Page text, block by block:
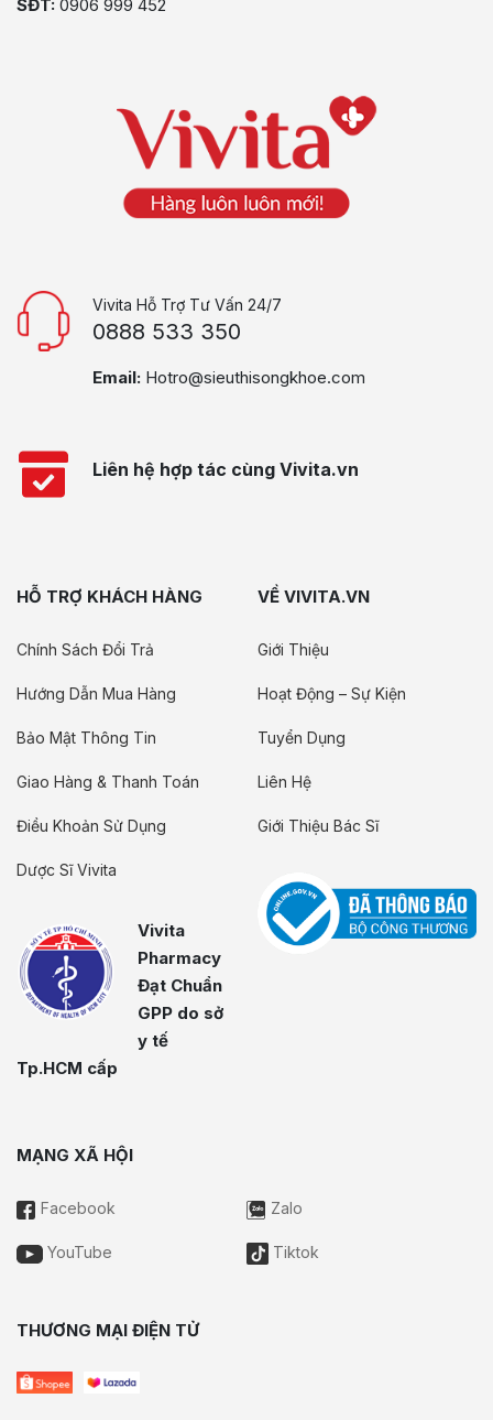
SĐT: 0906 999 452
Vivita Hỗ Trợ Tư Vấn 24/7
0888 533 350
Email: Hotro@sieuthisongkhoe.com
Liên hệ hợp tác cùng Vivita.vn
HỖ TRỢ KHÁCH HÀNG
Chính Sách Đổi Trả
Hướng Dẫn Mua Hàng
Bảo Mật Thông Tin
Giao Hàng & Thanh Toán
Điều Khoản Sử Dụng
Dược Sĩ Vivita
Vivita
Pharmacy
Đạt Chuẩn
GPP do sở
y tế
Tp.HCM cấp
VỀ VIVITA.VN
Giới Thiệu
Hoạt Động – Sự Kiện
Tuyển Dụng
Liên Hệ
Giới Thiệu Bác Sĩ
MẠNG XÃ HỘI
Facebook Zalo
YouTube Tiktok
THƯƠNG MẠI ĐIỆN TỬ